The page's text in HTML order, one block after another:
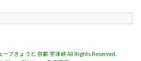
ブきょうと 京都 宇津峽 All Rights Reserved.